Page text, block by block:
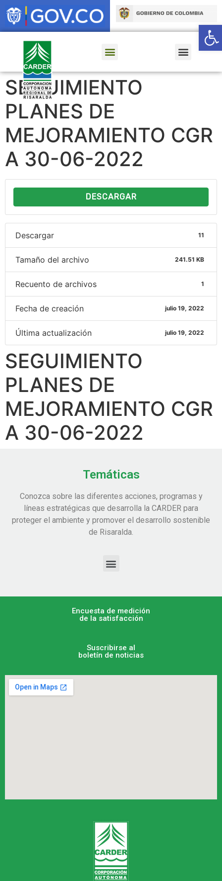
SEGUIMIENTO
PLANES DE
MEJORAMIENTO CGR
A 30-06-2022
DESCARGAR
Descargar 11
Tamaño del archivo 241.51 KB
Recuento de archivos 1
Fecha de creación julio 19, 2022
Última actualización julio 19, 2022
SEGUIMIENTO
PLANES DE
MEJORAMIENTO CGR
A 30-06-2022
Temáticas
Conozca sobre las diferentes acciones, programas y
líneas estratégicas que desarrolla la CARDER para
proteger el ambiente y promover el desarrollo sostenible
de Risaralda.
Encuesta de medición
de la satisfacción
Suscribirse al
boletín de noticias